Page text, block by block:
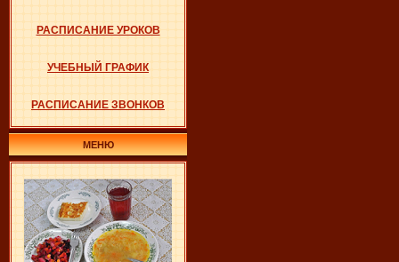
РАСПИСАНИЕ УРОКОВ
УЧЕБНЫЙ ГРАФИК
РАСПИСАНИЕ ЗВОНКОВ
МЕНЮ